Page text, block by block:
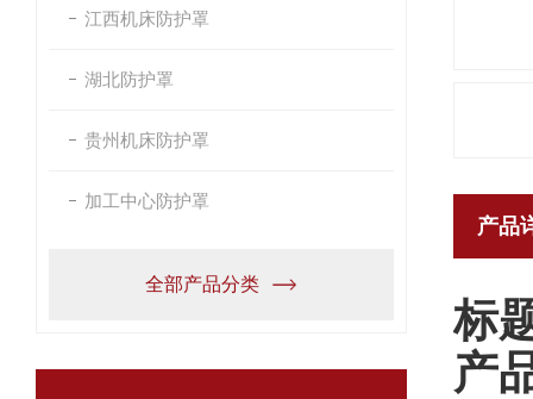
江西机床防护罩
湖北防护罩
贵州机床防护罩
加工中心防护罩
全部产品分类
产品
标
产